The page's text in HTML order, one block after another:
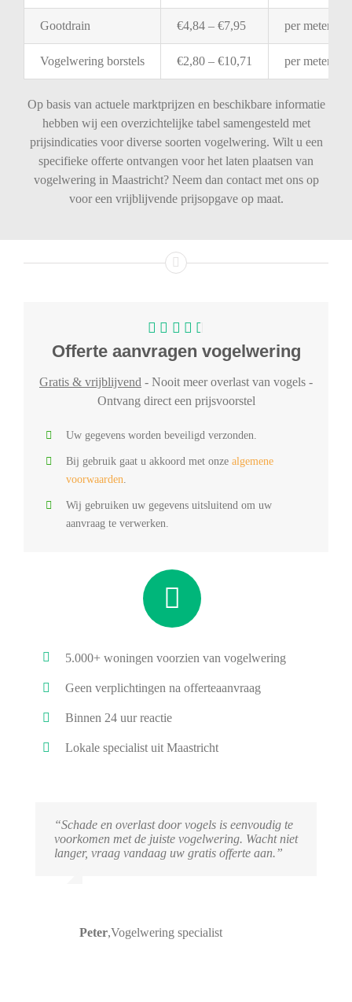
Gootdrain €4,84 – €7,95 permeter
Vogelwering borstels €2,80 – €10,71 permeter
Op basis van actuele marktprijzen en beschikbare informatie
hebben wij een overzichtelijke tabel samengesteld met
prijsindicaties voor diverse soorten vogelwering. Wilt u een
specifieke offerte ontvangen voor het laten plaatsen van
vogelwering in Maastricht? Neem dan contact met ons op
voor een vrijblijvende prijsopgave op maat.
Offerte aanvragen vogelwering
Gratis & vrijblijvend - Nooit meer overlast van vogels -
Ontvang direct een prijsvoorstel
Uw gegevens worden beveiligd verzonden.
Bij gebruik gaat u akkoord met onze algemene
voorwaarden.
Wij gebruiken uw gegevens uitsluitend om uw
aanvraag te verwerken.
5.000+ woningen voorzien van vogelwering
Geen verplichtingen na offerteaanvraag
Binnen 24 uur reactie
Lokale specialist uit Maastricht
“Schade en overlast door vogels is eenvoudig te
voorkomen met de juiste vogelwering. Wacht niet
langer, vraag vandaag uw gratis offerte aan.”
Peter,Vogelwering specialist